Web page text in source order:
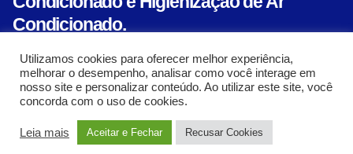
Condicionado.
© Limpeza e Higienização de aparelho de ar condicionado para residência e empresa
- Defrios 2018. Criado com ❤ por:AL Mídia Digital
Utilizamos cookies para oferecer melhor experiência,
melhorar o desempenho, analisar como você interage em
nosso site e personalizar conteúdo. Ao utilizar este site, você
concorda com o uso de cookies.
Leia mais Aceitar e Fechar Recusar Cookies